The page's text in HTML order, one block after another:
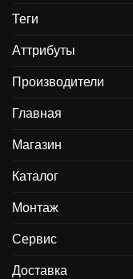
Теги
Аттрибуты
Производители
Главная
Магазин
Каталог
Монтаж
Сервис
Доставка